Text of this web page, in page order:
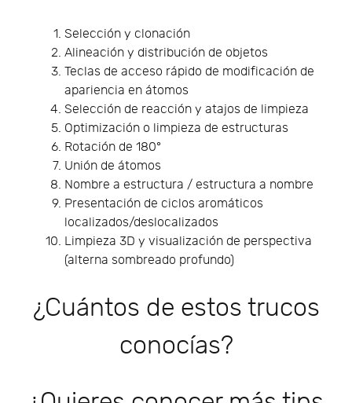
Selección y clonación
Alineación y distribución de objetos
Teclas de acceso rápido de modificación de
apariencia en átomos
Selección de reacción y atajos de limpieza
Optimización o limpieza de estructuras
Rotación de 180°
Unión de átomos
Nombre a estructura / estructura a nombre
Presentación de ciclos aromáticos
localizados/deslocalizados
Limpieza 3D y visualización de perspectiva
(alterna sombreado profundo)
¿Cuántos de estos trucos
conocías?